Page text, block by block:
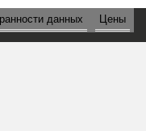
данных Цены